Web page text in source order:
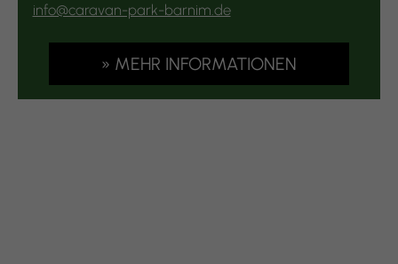
info@caravan-park-barnim.de
» MEHR INFORMATIONEN